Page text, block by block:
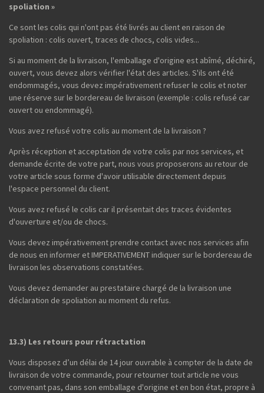
spoliation »
Ce sont les colis qui n'ont pas été livrés au client en raison de
spoliation : colis ouvert, traces de chocs, colis vides...
Si au moment de la livraison, l'emballage d'origine est abîmé, déchiré,
ouvert, vous devez alors vérifier l'état des articles. S'ils ont été
endommagés, vous devez impérativement refuser le colis et noter
une réserve sur le bordereau de livraison (exemple : colis refusé car
ouvert ou endommagé).
Vous avez refusé votre colis au moment de la livraison ?
Après réception et acceptation de votre colis par nos services, et
demande écrite de votre part, nous vous proposerons au retour de
votre article sous forme d'avoir utilisable directement depuis
l'espace personnel du client.
Vous avez refusé le colis car il présentait des traces évidentes
d'ouverture et/ou de chocs.
Vous devez impérativement prendre contact avec nos services afin
de nous en informer et IMPERATIVEMENT indiquer sur le bordereau de
livraison les observations constatées.
Vous devez demander au prestataire chargé de la livraison une
déclaration de spoliation au moment du refus.
13.3) Les retours pour rétractation
Vous disposez d’un délai de 14 jour ouvrable à compter de la date de
livraison de votre commande, pour retourner tout article ne vous
convenant pas, dans son emballage d'origine et en bon état, propre à